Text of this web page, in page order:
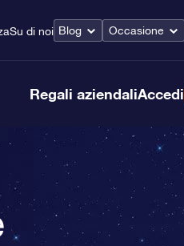
Su di noi Blog Occasione
Regali aziendaliAccedi